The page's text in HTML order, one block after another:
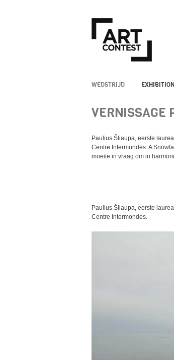
WEDSTRIJD
VERNISSAGE
Paulius Šliaupa, eerste
Centre Intermondes. A
moeite in vraag om in
Paulius Šliaupa, eerste
Centre Intermondes.